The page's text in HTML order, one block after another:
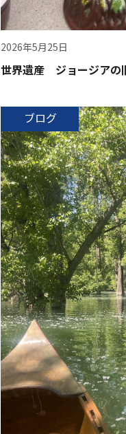
2026年5月25日
世界遺産 ジョージアの
ブログ